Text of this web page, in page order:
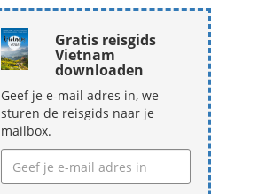
Gratis reisgids
Vietnam
downloaden
Geef je e-mail adres in, we
sturen de reisgids naar je
mailbox.